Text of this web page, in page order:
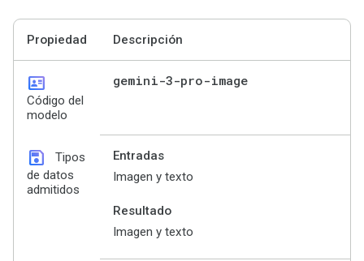
Propiedad Descripción
id_card
Código del
modelo
gemini-3-pro-image
save
Tipos
de datos
admitidos
Entradas
Imagen y texto
Resultado
Imagen y texto